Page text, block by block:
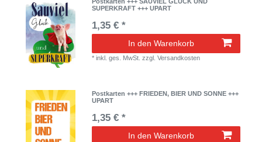
Postkarten +++ SAUVIEL GLÜCK UND
SUPERKRAFT +++ UPART
1,35 € *
In den Warenkorb
*inkl. ges. MwSt. zzgl.Versandkosten
Postkarten +++ FRIEDEN, BIER UND SONNE +++
UPART
1,35 € *
In den Warenkorb